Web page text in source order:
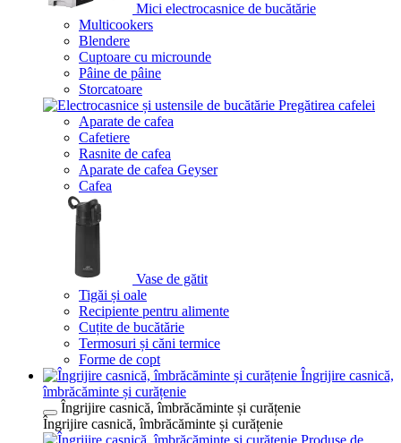
Mici electrocasnice de bucătărie
Multicookers
Blendere
Cuptoare cu microunde
Pâine de pâine
Storcatoare
Pregătirea cafelei
Aparate de cafea
Cafetiere
Rasnite de cafea
Aparate de cafea Geyser
Cafea
Vase de gătit
Tigăi și oale
Recipiente pentru alimente
Cuțite de bucătărie
Termosuri și căni termice
Forme de copt
Îngrijire casnică,
îmbrăcăminte și curățenie
Îngrijire casnică, îmbrăcăminte și curățenie
Îngrijire casnică, îmbrăcăminte și curățenie
Produse de